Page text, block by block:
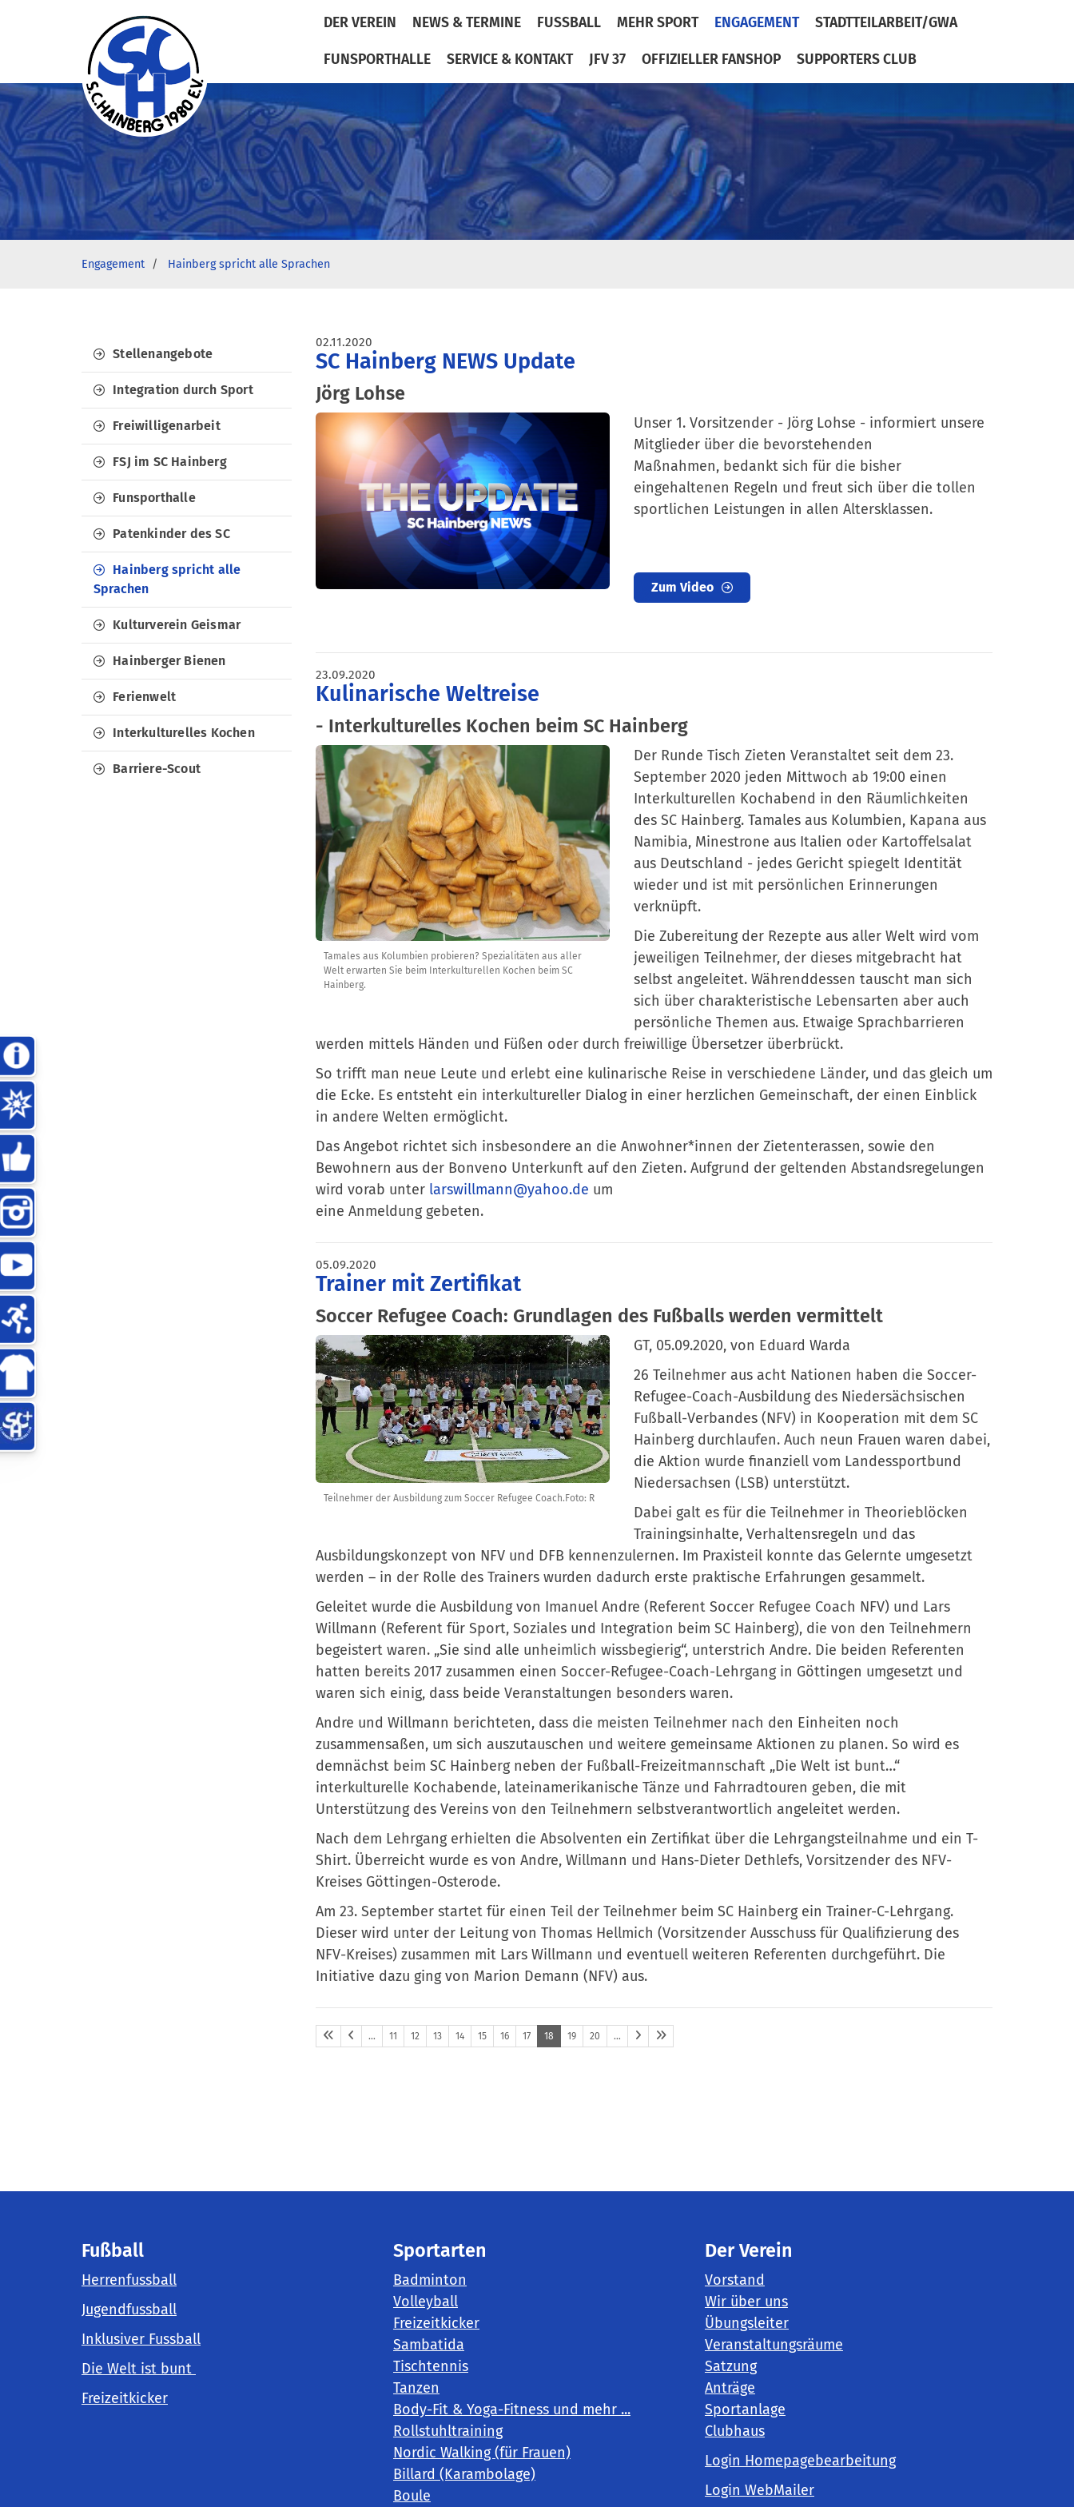
DER VEREIN NEWS & TERMINE FUSSBALL MEHR SPORT ENGAGEMENT STADTTEILARBEIT/GWA
FUNSPORTHALLE SERVICE & KONTAKT JFV 37 OFFIZIELLER FANSHOP SUPPORTERS CLUB
Engagement Hainberg spricht alle Sprachen
02.11.2020
SC Hainberg NEWS Update
Jörg Lohse
Unser 1. Vorsitzender - Jörg Lohse - informiert unsere
Mitglieder über die bevorstehenden
Maßnahmen, bedankt sich für die bisher
eingehaltenen Regeln und freut sich über die tollen
sportlichen Leistungen in allen Altersklassen.
Zum Video
23.09.2020
Kulinarische Weltreise
- Interkulturelles Kochen beim SC Hainberg
Tamales aus Kolumbien probieren? Spezialitäten aus aller
Welt erwarten Sie beim Interkulturellen Kochen beim SC
Hainberg.
Der Runde Tisch Zieten Veranstaltet seit dem 23.
September 2020 jeden Mittwoch ab 19:00 einen
Interkulturellen Kochabend in den Räumlichkeiten
des SC Hainberg. Tamales aus Kolumbien, Kapana aus
Namibia, Minestrone aus Italien oder Kartoffelsalat
aus Deutschland - jedes Gericht spiegelt Identität
wieder und ist mit persönlichen Erinnerungen
verknüpft.
Die Zubereitung der Rezepte aus aller Welt wird vom
jeweiligen Teilnehmer, der dieses mitgebracht hat
selbst angeleitet. Währenddessen tauscht man sich
sich über charakteristische Lebensarten aber auch
persönliche Themen aus. Etwaige Sprachbarrieren
werden mittels Händen und Füßen oder durch freiwillige Übersetzer überbrückt.
So trifft man neue Leute und erlebt eine kulinarische Reise in verschiedene Länder, und das gleich um
die Ecke. Es entsteht ein interkultureller Dialog in einer herzlichen Gemeinschaft, der einen Einblick
in andere Welten ermöglicht.
Das Angebot richtet sich insbesondere an die Anwohner*innen der Zietenterassen, sowie den
Bewohnern aus der Bonveno Unterkunft auf den Zieten. Aufgrund der geltenden Abstandsregelungen
wird vorab unter larswillmann@yahoo.de um
eine Anmeldung gebeten.
05.09.2020
Trainer mit Zertifikat
Soccer Refugee Coach: Grundlagen des Fußballs werden vermittelt
Teilnehmer der Ausbildung zum Soccer Refugee Coach.Foto: R
GT, 05.09.2020, von Eduard Warda
26 Teilnehmer aus acht Nationen haben die Soccer-
Refugee-Coach-Ausbildung des Niedersächsischen
Fußball-Verbandes (NFV) in Kooperation mit dem SC
Hainberg durchlaufen. Auch neun Frauen waren dabei,
die Aktion wurde finanziell vom Landessportbund
Niedersachsen (LSB) unterstützt.
Dabei galt es für die Teilnehmer in Theorieblöcken
Trainingsinhalte, Verhaltensregeln und das
Ausbildungskonzept von NFV und DFB kennenzulernen. Im Praxisteil konnte das Gelernte umgesetzt
werden – in der Rolle des Trainers wurden dadurch erste praktische Erfahrungen gesammelt.
Geleitet wurde die Ausbildung von Imanuel Andre (Referent Soccer Refugee Coach NFV) und Lars
Willmann (Referent für Sport, Soziales und Integration beim SC Hainberg), die von den Teilnehmern
begeistert waren. „Sie sind alle unheimlich wissbegierig“, unterstrich Andre. Die beiden Referenten
hatten bereits 2017 zusammen einen Soccer-Refugee-Coach-Lehrgang in Göttingen umgesetzt und
waren sich einig, dass beide Veranstaltungen besonders waren.
Andre und Willmann berichteten, dass die meisten Teilnehmer nach den Einheiten noch
zusammensaßen, um sich auszutauschen und weitere gemeinsame Aktionen zu planen. So wird es
demnächst beim SC Hainberg neben der Fußball-Freizeitmannschaft „Die Welt ist bunt…“
interkulturelle Kochabende, lateinamerikanische Tänze und Fahrradtouren geben, die mit
Unterstützung des Vereins von den Teilnehmern selbstverantwortlich angeleitet werden.
Nach dem Lehrgang erhielten die Absolventen ein Zertifikat über die Lehrgangsteilnahme und ein T-
Shirt. Überreicht wurde es von Andre, Willmann und Hans-Dieter Dethlefs, Vorsitzender des NFV-
Kreises Göttingen-Osterode.
Am 23. September startet für einen Teil der Teilnehmer beim SC Hainberg ein Trainer-C-Lehrgang.
Dieser wird unter der Leitung von Thomas Hellmich (Vorsitzender Ausschuss für Qualifizierung des
NFV-Kreises) zusammen mit Lars Willmann und eventuell weiteren Referenten durchgeführt. Die
Initiative dazu ging von Marion Demann (NFV) aus.
… 11 12 13 14 15 16 17 18 19 20 …
Stellenangebote
Integration durch Sport
Freiwilligenarbeit
FSJ im SC Hainberg
Funsporthalle
Patenkinder des SC
Hainberg spricht alle
Sprachen
Kulturverein Geismar
Hainberger Bienen
Ferienwelt
Interkulturelles Kochen
Barriere-Scout
Fußball
Herrenfussball
Jugendfussball
Inklusiver Fussball
Die Welt ist bunt
Freizeitkicker
Sportarten
Badminton
Volleyball
Freizeitkicker
Sambatida
Tischtennis
Tanzen
Body-Fit & Yoga-Fitness und mehr ...
Rollstuhltraining
Nordic Walking (für Frauen)
Billard (Karambolage)
Boule
Der Verein
Vorstand
Wir über uns
Übungsleiter
Veranstaltungsräume
Satzung
Anträge
Sportanlage
Clubhaus
Login Homepagebearbeitung
Login WebMailer